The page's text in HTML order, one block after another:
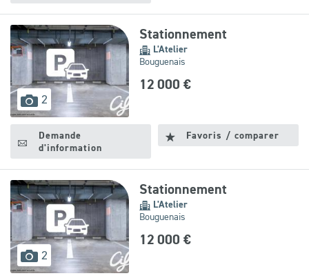
2 images
disponibles
Stationnement
L'Atelier
Bouguenais
12 000 €
Demande
d'information
Favoris / comparer
2 images
disponibles
Stationnement
L'Atelier
Bouguenais
12 000 €